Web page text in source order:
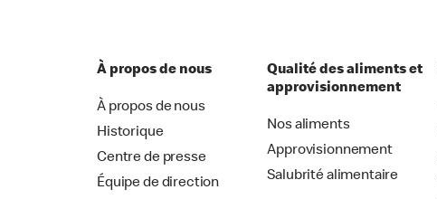
À propos de nous
À propos de nous
Historique
Centre de presse
Équipe de direction
Qualité des aliments et
approvisionnement
Nos aliments
Approvisionnement
Salubrité alimentaire